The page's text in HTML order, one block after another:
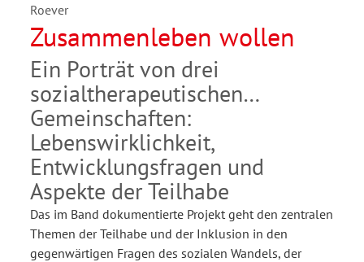
Roever
Zusammenleben wollen
Ein Porträt von drei
sozialtherapeutischen
Gemeinschaften:
Lebenswirklichkeit,
Entwicklungsfragen und
Aspekte der Teilhabe
Das im Band dokumentierte Projekt geht den zentralen
Themen der Teilhabe und der Inklusion in den
gegenwärtigen Fragen des sozialen Wandels, der